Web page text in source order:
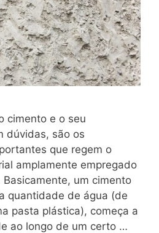
cimento e o seu
dúvidas, são os
que regem o
amplamente empregado
Basicamente, um cimento
quantidade de água (de
pasta plástica), começa a
ao longo de um certo …